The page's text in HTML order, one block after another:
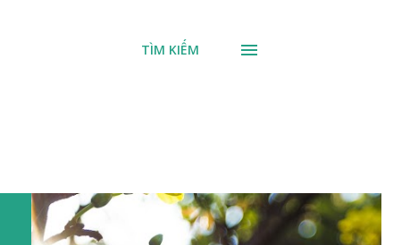
TÌM KIẾM